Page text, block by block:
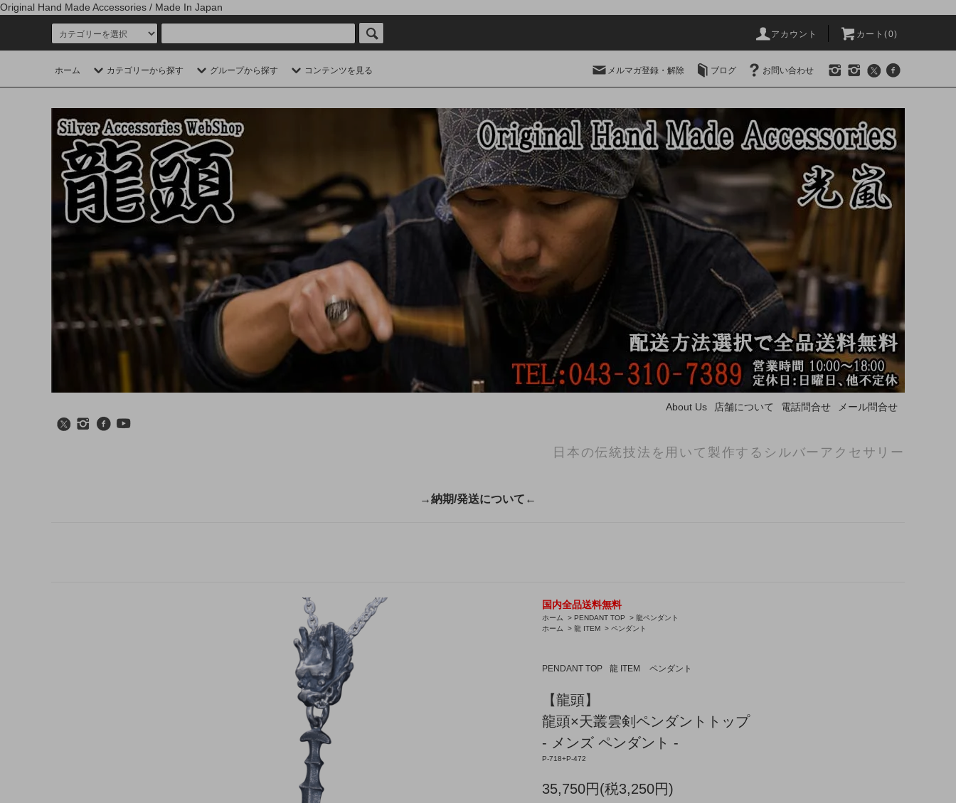
Original Hand Made Accessories / Made In Japan
アカウント カート(0)
ホーム カテゴリーから探す グループから探す コンテンツを見る メルマガ登録・解除 ブログ お問い合わせ
About Us 店舗について 電話問合せ メール問合せ
日本の伝統技法を用いて製作するシルバーアクセサリー
→納期/発送について←
国内全品送料無料
ホーム > PENDANT TOP > 龍ペンダント
ホーム
> 龍 ITEM > ペンダント
PENDANT TOP 龍 ITEM ペンダント
【龍頭】
龍頭×天叢雲剣ペンダントトップ
- メンズ ペンダント -
P-718+P-472
35,750円(税3,250円)